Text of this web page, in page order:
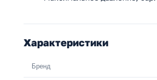
Характеристики
Бренд